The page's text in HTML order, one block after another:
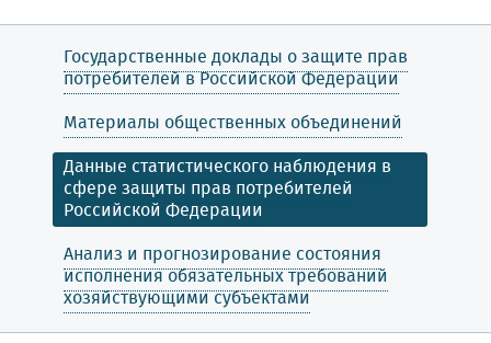
Государственные доклады о защите прав
потребителей в Российской Федерации
Материалы общественных объединений
Данные статистического наблюдения в
сфере защиты прав потребителей
Российской Федерации
Анализ и прогнозирование состояния
исполнения обязательных требований
хозяйствующими субъектами